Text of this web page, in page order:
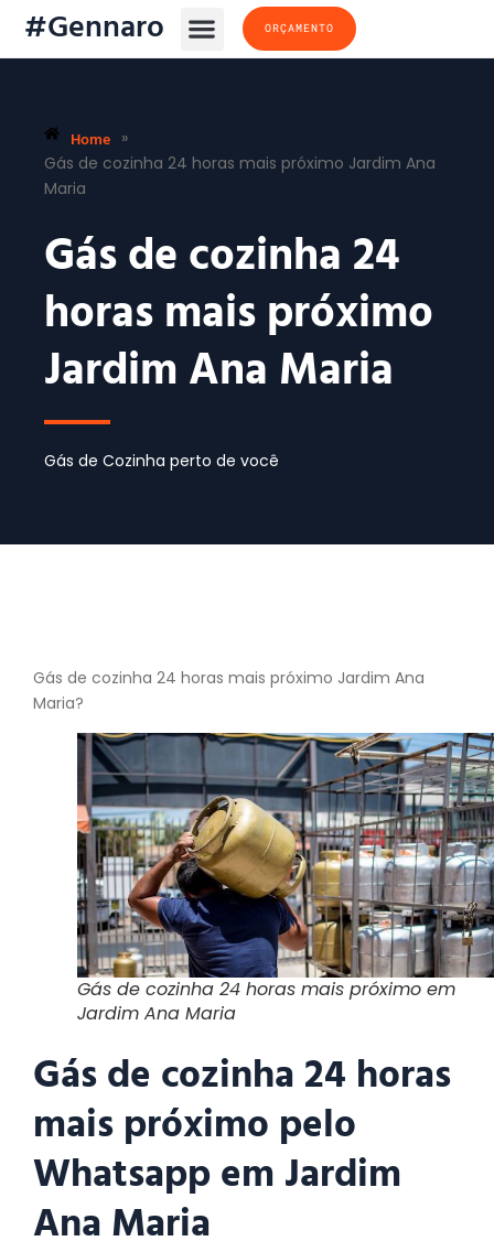
#Gennaro ORÇAMENTO
Home »
Gás de cozinha 24 horas mais próximo Jardim Ana
Maria
Gás de cozinha 24
horas mais próximo
Jardim Ana Maria
Gás de Cozinha perto de você
Gás de cozinha 24 horas mais próximo Jardim Ana
Maria?
Gás de cozinha 24 horas mais próximo em
Jardim Ana Maria
Gás de cozinha 24 horas
mais próximo pelo
Whatsapp em Jardim
Ana Maria